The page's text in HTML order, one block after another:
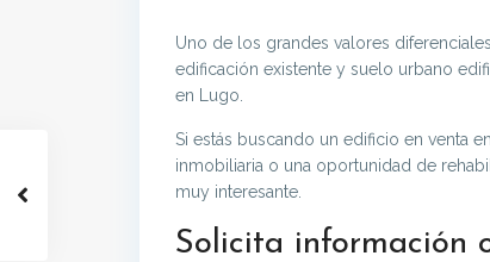
Uno de los grandes valores
edificación existente y suelo urbano
en Lugo.
Si estás buscando un edificio en venta
inmobiliaria o una oportunidad de
muy interesante.
Solicita información